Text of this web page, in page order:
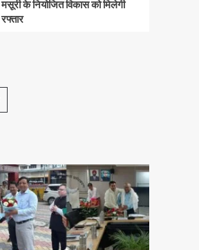
मसूरी के नियोजित विकास को मिलेगी
रफ्तार